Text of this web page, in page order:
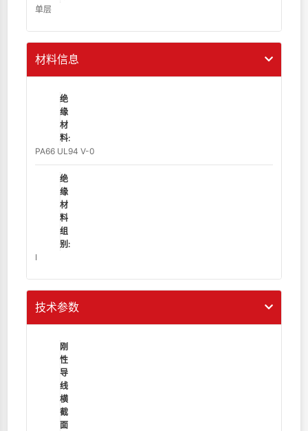
单层
材料信息
绝
缘
材
料:
PA66 UL94 V-0
绝
缘
材
料
组
别:
Ⅰ
技术参数
刚
性
导
线
横
截
面